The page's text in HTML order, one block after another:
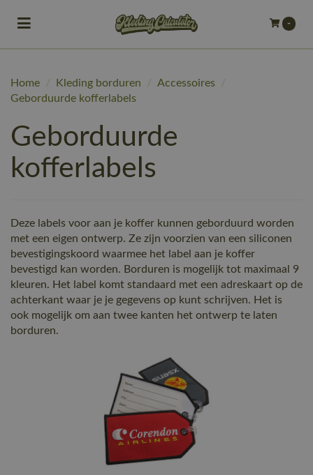
(Werkkleding)
(Bedrukken)
(Borduren)
Toggle navigation -
Home / Kleding borduren / Accessoires
/
Geborduurde kofferlabels
Geborduurde
kofferlabels
Deze labels voor aan je koffer kunnen geborduurd worden
met een eigen ontwerp. Ze zijn voorzien van een siliconen
bevestigingskoord waarmee het label aan je koffer
bevestigd kan worden. Borduren is mogelijk tot maximaal 9
kleuren. Het label komt standaard met een adreskaart op de
achterkant waar je je gegevens op kunt schrijven. Het is
ook mogelijk om aan twee kanten het ontwerp te laten
borduren.